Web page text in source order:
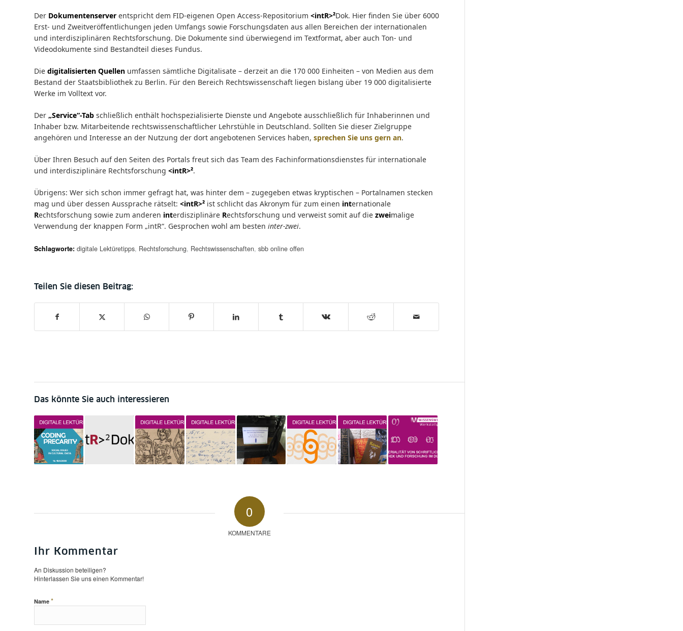
Der Dokumentenserver entspricht dem FID-eigenen Open Access-Repositorium <intR>²Dok. Hier finden Sie über 6000
Erst- und Zweitveröffentlichungen jeden Umfangs sowie Forschungsdaten aus allen Bereichen der internationalen
und interdisziplinären Rechtsforschung. Die Dokumente sind überwiegend im Textformat, aber auch Ton- und
Videodokumente sind Bestandteil dieses Fundus.
Die digitalisierten Quellen umfassen sämtliche Digitalisate – derzeit an die 170 000 Einheiten – von Medien aus dem
Bestand der Staatsbibliothek zu Berlin. Für den Bereich Rechtswissenschaft liegen bislang über 19 000 digitalisierte
Werke im Volltext vor.
Der „Service“-Tab schließlich enthält hochspezialisierte Dienste und Angebote ausschließlich für Inhaberinnen und
Inhaber bzw. Mitarbeitende rechtswissenschaftlicher Lehrstühle in Deutschland. Sollten Sie dieser Zielgruppe
angehören und Interesse an der Nutzung der dort angebotenen Services haben, sprechen Sie uns gern an.
Über Ihren Besuch auf den Seiten des Portals freut sich das Team des Fachinformationsdienstes für internationale
und interdisziplinäre Rechtsforschung <intR>².
Übrigens: Wer sich schon immer gefragt hat, was hinter dem – zugegeben etwas kryptischen – Portalnamen stecken
mag und über dessen Aussprache rätselt: <intR>² ist schlicht das Akronym für zum einen internationale
Rechtsforschung sowie zum anderen interdisziplinäre Rechtsforschung und verweist somit auf die zweimalige
Verwendung der knappen Form „intR“. Gesprochen wohl am besten inter-zwei.
Schlagworte: digitale Lektüretipps, Rechtsforschung, Rechtswissenschaften, sbb online offen
Das könnte Sie auch interessieren
0
KOMMENTARE
Ihr Kommentar
An Diskussion beteiligen?
Hinterlassen Sie uns einen Kommentar!
Name *